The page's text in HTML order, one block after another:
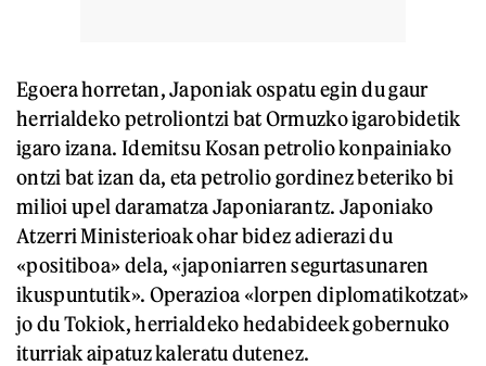
Egoera horretan, Japoniak ospatu egin du gaur
herrialdeko petroliontzi bat Ormuzko igarobidetik
igaro izana. Idemitsu Kosan petrolio konpainiako
ontzi bat izan da, eta petrolio gordinez beteriko bi
milioi upel daramatza Japoniarantz. Japoniako
Atzerri Ministerioak ohar bidez adierazi du
«positiboa» dela, «japoniarren segurtasunaren
ikuspuntutik». Operazioa «lorpen diplomatikotzat»
jo du Tokiok, herrialdeko hedabideek gobernuko
iturriak aipatuz kaleratu dutenez.